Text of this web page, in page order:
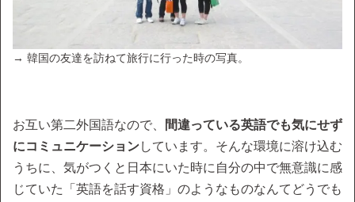
→ 韓国の友達を訪ねて旅行に行った時の写真。
お互い第二外国語なので、
間違っている英語でも気にせず
にコミュニケーションしています。そんな環境に溶け込む
うちに、気がつくと日本にいた時に自分の中で無意識に感
じていた「英語を話す資格」のようなものなんてどうでも